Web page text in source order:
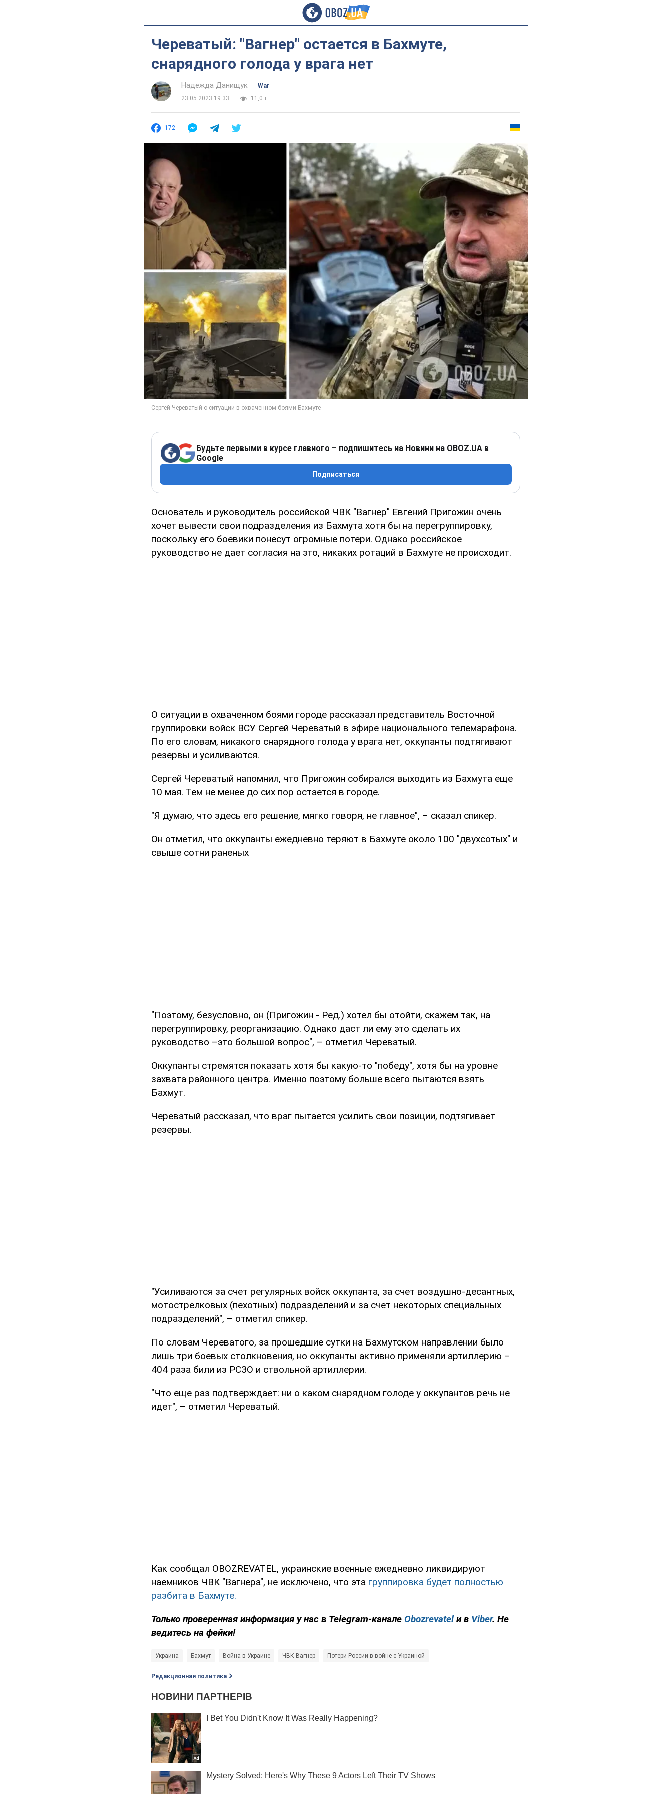
Череватый: "Вагнер" остается в Бахмуте,
снарядного голода у врага нет
Надежда Данищук
War
23.05.2023 19:33
11,0 т.
172
Будьте первыми в курсе главного – подпишитесь на Новини на OBOZ.UA в
Google
Подписаться
Основатель и руководитель российской ЧВК "Вагнер" Евгений Пригожин очень
хочет вывести свои подразделения из Бахмута хотя бы на перегруппировку,
поскольку его боевики понесут огромные потери. Однако российское
руководство не дает согласия на это, никаких ротаций в Бахмуте не происходит.
О ситуации в охваченном боями городе рассказал представитель Восточной
группировки войск ВСУ Сергей Череватый в эфире национального телемарафона.
По его словам, никакого снарядного голода у врага нет, оккупанты подтягивают
резервы и усиливаются.
Сергей Череватый напомнил, что Пригожин собирался выходить из Бахмута еще
10 мая. Тем не менее до сих пор остается в городе.
"Я думаю, что здесь его решение, мягко говоря, не главное", – сказал спикер.
Он отметил, что оккупанты ежедневно теряют в Бахмуте около 100 "двухсотых" и
свыше сотни раненых
"Поэтому, безусловно, он (Пригожин - Ред.) хотел бы отойти, скажем так, на
перегруппировку, реорганизацию. Однако даст ли ему это сделать их
руководство –это большой вопрос", – отметил Череватый.
Оккупанты стремятся показать хотя бы какую-то "победу", хотя бы на уровне
захвата районного центра. Именно поэтому больше всего пытаются взять
Бахмут.
Череватый рассказал, что враг пытается усилить свои позиции, подтягивает
резервы.
"Усиливаются за счет регулярных войск оккупанта, за счет воздушно-десантных,
мотострелковых (пехотных) подразделений и за счет некоторых специальных
подразделений", – отметил спикер.
По словам Череватого, за прошедшие сутки на Бахмутском направлении было
лишь три боевых столкновения, но оккупанты активно применяли артиллерию –
404 раза били из РСЗО и ствольной артиллерии.
"Что еще раз подтверждает: ни о каком снарядном голоде у оккупантов речь не
идет", – отметил Череватый.
Как сообщал OBOZREVATEL, украинские военные ежедневно ликвидируют
наемников ЧВК "Вагнера", не исключено, что эта группировка будет полностью
разбита в Бахмуте.
Только проверенная информация у нас в Telegram-канале Obozrevatel и в Viber. Не
ведитесь на фейки!
Украина Бахмут Война в Украине ЧВК Вагнер Потери России в войне с Украиной
Редакционная политика